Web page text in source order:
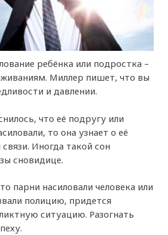
ребёнка или подростка –
Миллер пишет, что вы
и давлении.
что её подругу или
то она узнает о её
Иногда такой сон
сновидице.
парни насиловали человека или
полицию, придется
ситуацию. Разогнать